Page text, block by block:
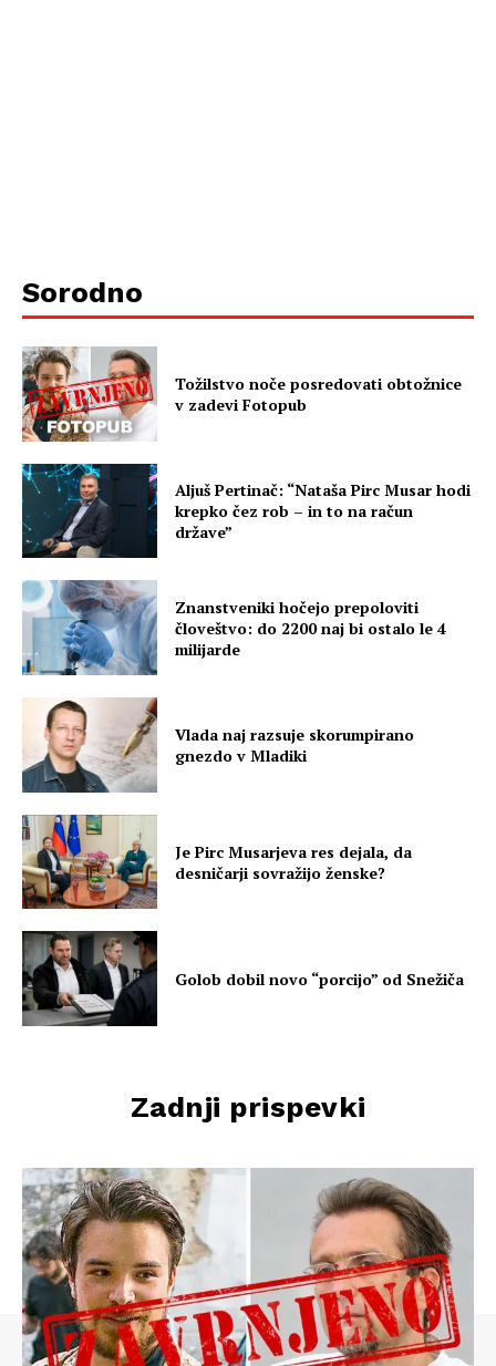
Sorodno
Tožilstvo noče posredovati obtožnice
v zadevi Fotopub
Aljuš Pertinač: “Nataša Pirc Musar hodi
krepko čez rob – in to na račun
države”
Znanstveniki hočejo prepoloviti
človeštvo: do 2200 naj bi ostalo le 4
milijarde
Vlada naj razsuje skorumpirano
gnezdo v Mladiki
Je Pirc Musarjeva res dejala, da
desničarji sovražijo ženske?
Golob dobil novo “porcijo” od Snežiča
Zadnji prispevki